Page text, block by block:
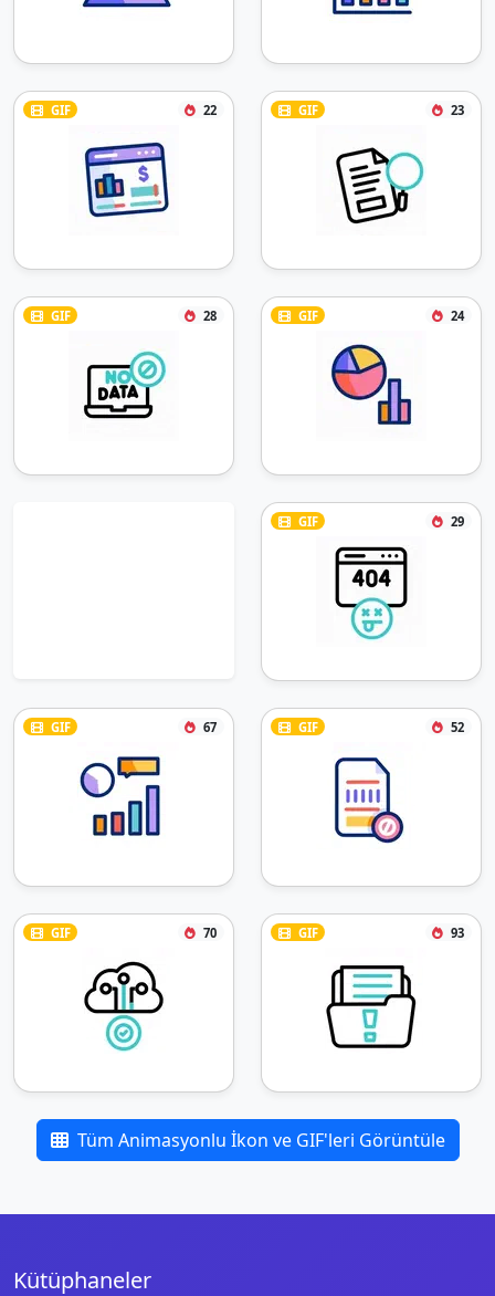
GIF 22 GIF 23
GIF 28 GIF 24
GIF 29
GIF 67 GIF 52
GIF 70 GIF 93
Tüm Animasyonlu İkon ve GIF'leri Görüntüle
Kütüphaneler